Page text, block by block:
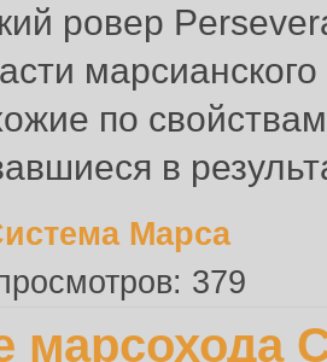
ровер
по
в
Марса
379
марсохода